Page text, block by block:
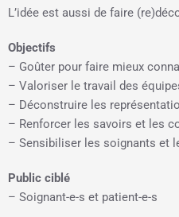
L’idée est aussi de faire
Objectifs
– Goûter pour faire mieux
– Valoriser le travail des
– Déconstruire les
– Renforcer les savoirs et les
– Sensibiliser les soignants et
Public ciblé
– Soignant-e-s et patient-e-s